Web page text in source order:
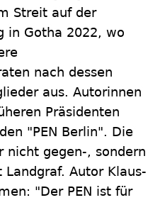
Streit auf der
in Gotha 2022, wo
nach dessen
aus. Autorinnen
Präsidenten
"PEN Berlin". Die
nicht gegen-, sondern
Autor Klaus-
"Der PEN ist für